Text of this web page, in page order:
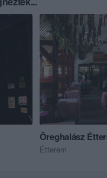
Öreghalász
Étterem